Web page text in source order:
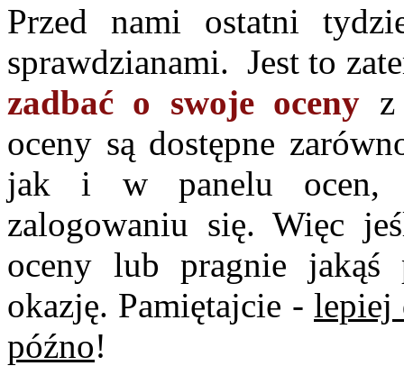
Przed nami ostatni
sprawdzianami. Jest to
zadbać o swoje oceny z
oceny są dostępne
jak i w panelu ocen,
zalogowaniu się. Więc
oceny lub pragnie jakąś
okazję. Pamiętajcie - lepiej
późno!